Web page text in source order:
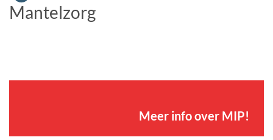
Mantelzorg
Meer info over MIP!